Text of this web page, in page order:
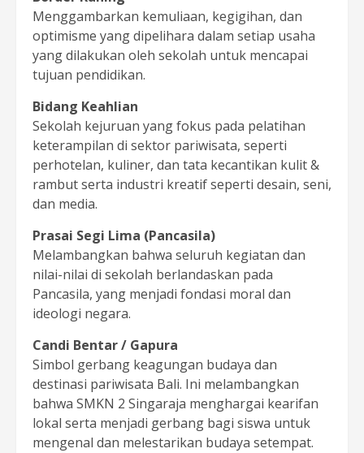
Menggambarkan kemuliaan, kegigihan, dan
optimisme yang dipelihara dalam setiap usaha
yang dilakukan oleh sekolah untuk mencapai
tujuan pendidikan.
Bidang Keahlian
Sekolah kejuruan yang fokus pada pelatihan
keterampilan di sektor pariwisata, seperti
perhotelan, kuliner, dan tata kecantikan kulit &
rambut serta industri kreatif seperti desain, seni,
dan media.
Prasai Segi Lima (Pancasila)
Melambangkan bahwa seluruh kegiatan dan
nilai-nilai di sekolah berlandaskan pada
Pancasila, yang menjadi fondasi moral dan
ideologi negara.
Candi Bentar / Gapura
Simbol gerbang keagungan budaya dan
destinasi pariwisata Bali. Ini melambangkan
bahwa SMKN 2 Singaraja menghargai kearifan
lokal serta menjadi gerbang bagi siswa untuk
mengenal dan melestarikan budaya setempat.